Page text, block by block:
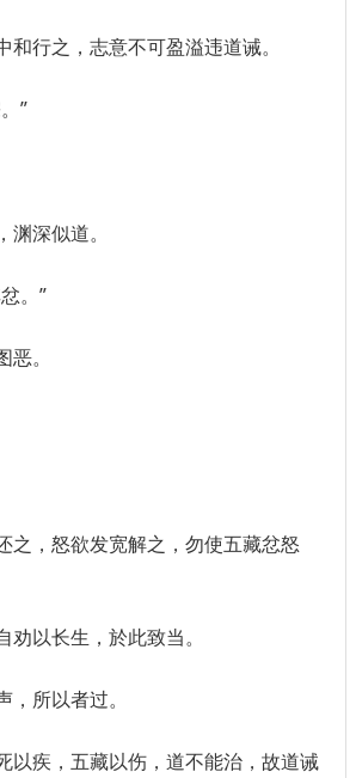
和行之，志意不可盈溢违道诫。
”
渊深似道。
。”
。
之，怒欲发宽解之，勿使五藏忿怒
劝以长生，於此致当。
所以者过。
以疾，五藏以伤，道不能治，故道诫